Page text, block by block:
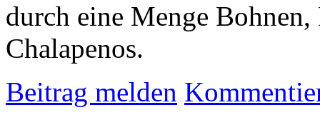
durch eine Menge
Chalapenos.
Beitrag melden